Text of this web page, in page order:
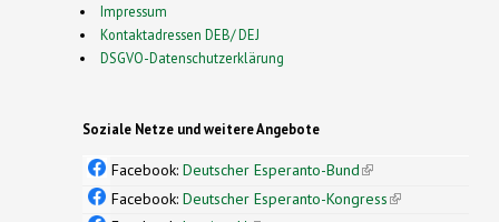
Impressum
Kontaktadressen DEB/ DEJ
DSGVO-Datenschutzerklärung
Soziale Netze und weitere Angebote
Facebook: Deutscher Esperanto-Bund(link is
external)
Facebook: Deutscher Esperanto-Kongress(link is